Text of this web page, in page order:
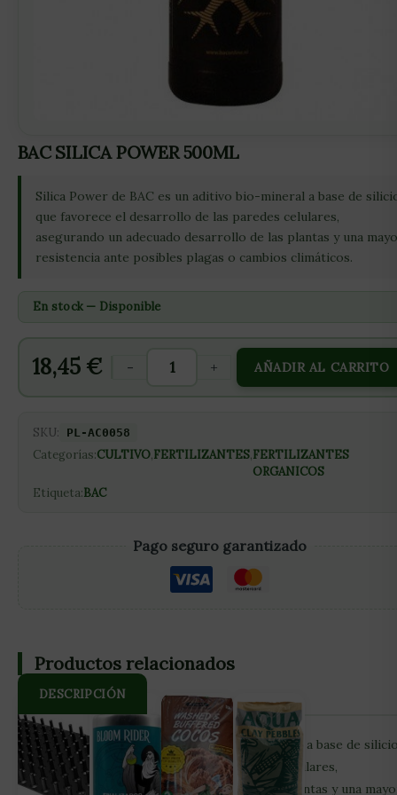
BAC SILICA POWER 500ML
Silica Power de BAC es un aditivo bio-mineral a base de
que favorece el desarrollo de las paredes celulares,
asegurando un adecuado desarrollo de las plantas y una
resistencia ante posibles plagas o cambios climáticos.
En stock — Disponible
18,45 € - + AÑADIR AL CARRITO
SKU: PL-AC0058
Categorías:CULTIVO,FERTILIZANTES,FERTILIZANTES
ORGANICOS
Etiqueta:BAC
Pago seguro garantizado
DESCRIPCIÓN
Silica Power de BAC es un aditivo bio-mineral a base de
que favorece el desarrollo de las paredes celulares,
asegurando un adecuado desarrollo de las plantas y una
Productos relacionados